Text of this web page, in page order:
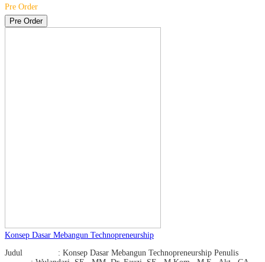
Pre Order
Pre Order
Konsep Dasar Mebangun Technopreneurship
Judul : Konsep Dasar Mebangun Technopreneurship Penulis